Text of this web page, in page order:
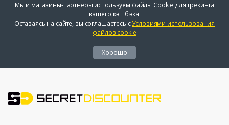
Мы и магазины-партнеры используем файлы Cookie для трекинга
вашего кэшбэка.
Оставаясь на сайте, вы соглашаетесь сУсловиями использования
файлов cookie
Хорошо